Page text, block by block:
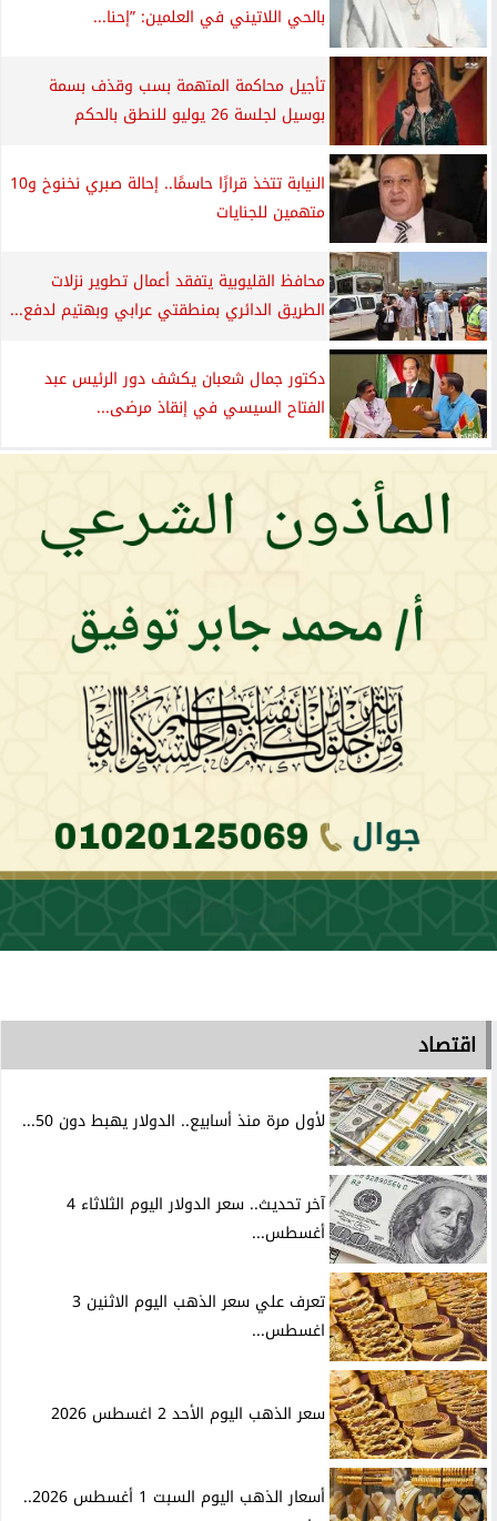
بالحي اللاتيني في العلمين: ”إحنا...
تأجيل محاكمة المتهمة بسب وقذف بسمة
بوسيل لجلسة 26 يوليو للنطق بالحكم
النيابة تتخذ قرارًا حاسمًا.. إحالة صبري نخنوخ و10
متهمين للجنايات
محافظ القليوبية يتفقد أعمال تطوير نزلات
الطريق الدائري بمنطقتي عرابي وبهتيم لدفع...
دكتور جمال شعبان يكشف دور الرئيس عبد
الفتاح السيسي في إنقاذ مرضى...
اقتصاد
لأول مرة منذ أسابيع.. الدولار يهبط دون 50...
آخر تحديث.. سعر الدولار اليوم الثلاثاء 4
أغسطس...
تعرف علي سعر الذهب اليوم الاثنين 3
اغسطس...
سعر الذهب اليوم الأحد 2 اغسطس 2026
أسعار الذهب اليوم السبت 1 أغسطس 2026..